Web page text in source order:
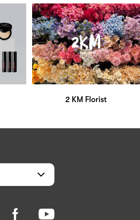
2 KM Florist